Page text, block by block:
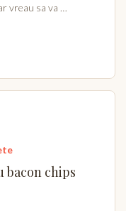
vreau sa va …
bacon chips